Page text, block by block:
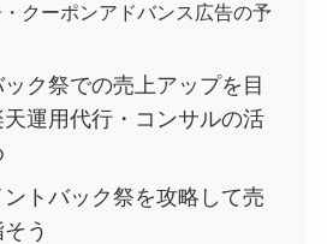
クーポンアドバンス広告の予
ク祭での売上アップを目
運用代行・コンサルの活
トバック祭を攻略して売
う